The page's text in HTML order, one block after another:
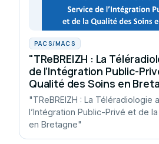
PACS/MACS
"TReBREIZH : La
de l’Intégration Public-
Qualité des Soins en
"TReBREIZH : La Téléradiologie
l’Intégration Public-Privé et de
en Bretagne"